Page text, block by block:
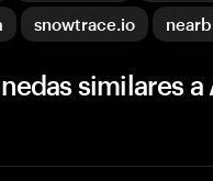
snowtrace.io
similares